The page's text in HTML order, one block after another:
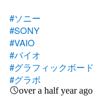
#ソニー
#SONY
#VAIO
#バイオ
#グラフィックボード
#グラボ
over a half year ago